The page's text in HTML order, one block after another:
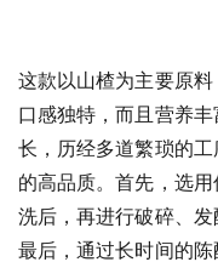
这款以山楂为主要原
口感独特，而且营养
长，历经多道繁琐的
的高品质。首先，选
洗后，再进行破碎、发
最后，通过长时间的